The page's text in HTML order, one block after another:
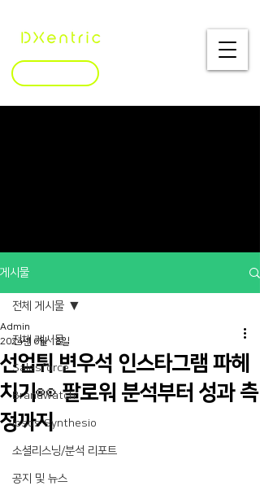
게시물
전체 게시물
Salesforce
Brandwatch
Ipsos Synthesio
소셜리스닝/분석 리포트
공지 및 뉴스
전체 게시물
선업튀 변우석 인스타그램 파헤
치기👀 팔로워 분석부터 성과 측
정까지
Admin
2024년 6월 18일